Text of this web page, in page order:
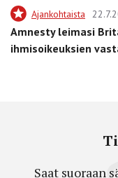
Ajankohtaista
Amnesty leimasi
ihmisoikeuksien
Saat suoraan